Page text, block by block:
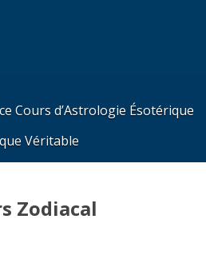
Cours d’Astrologie Ésotérique
Véritable
Zodiacal